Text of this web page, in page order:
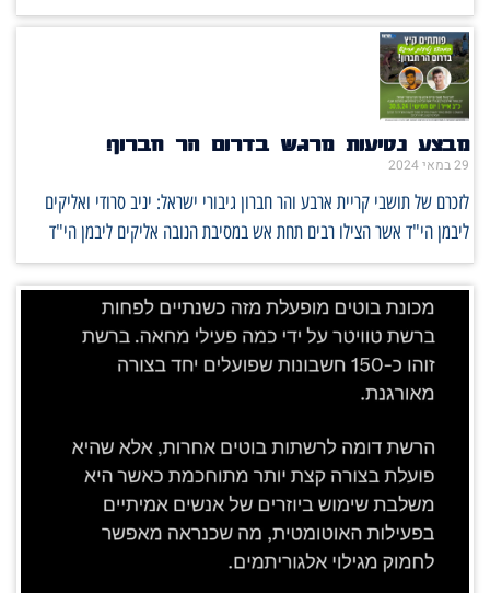
מבצע נטיעות מרגש בדרום הר חברון!
29 במאי 2024
לזכרם של תושבי קריית ארבע והר חברון גיבורי ישראל: יניב סרודי ואליקים
ליבמן הי"ד אשר הצילו רבים תחת אש במסיבת הנובה אליקים ליבמן הי"ד